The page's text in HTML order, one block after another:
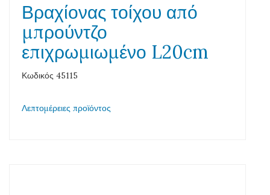
Βραχίονας τοίχου από
μπρούντζο
επιχρωμιωμένο L20cm
Κωδικός 45115
Λεπτομέρειες προϊόντος